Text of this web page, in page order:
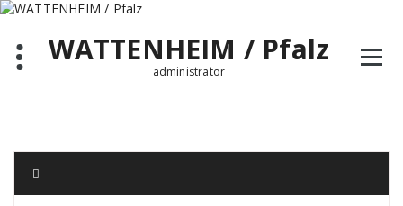
Zum
springenWATTENHEIM / Pfalz
administrator